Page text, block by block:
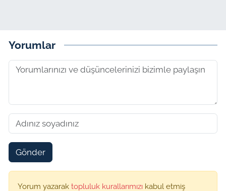
Yorumlar
Gönder
Yorum yazarak topluluk kurallarımızı kabul etmiş